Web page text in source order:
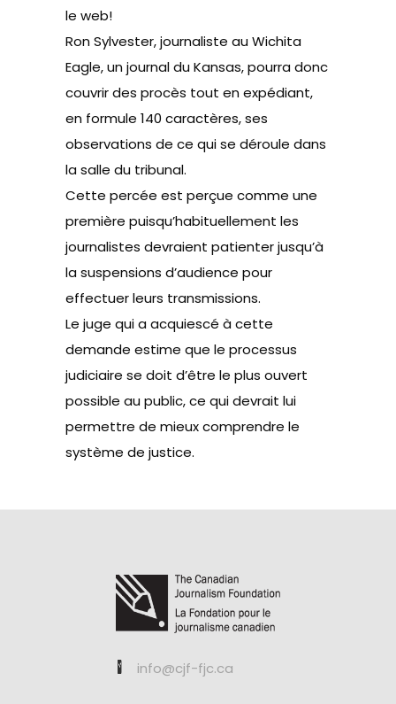
le web!
Ron Sylvester, journaliste au Wichita
Eagle, un journal du Kansas, pourra donc
couvrir des procès tout en expédiant,
en formule 140 caractères, ses
observations de ce qui se déroule dans
la salle du tribunal.
Cette percée est perçue comme une
première puisqu’habituellement les
journalistes devraient patienter jusqu’à
la suspensions d’audience pour
effectuer leurs transmissions.
Le juge qui a acquiescé à cette
demande estime que le processus
judiciaire se doit d’être le plus ouvert
possible au public, ce qui devrait lui
permettre de mieux comprendre le
système de justice.
info@cjf-fjc.ca